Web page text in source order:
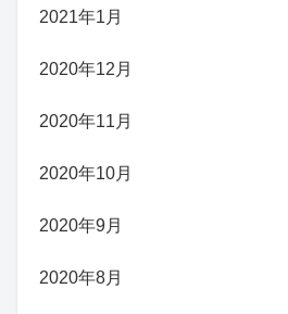
2021年1月
2020年12月
2020年11月
2020年10月
2020年9月
2020年8月